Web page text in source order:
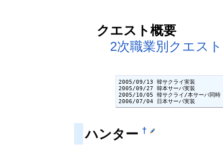
クエスト概要
2次職業別クエスト
2005/09/13 韓サクライ実装
2005/09/27 韓本サーバ実装
2005/10/05 韓サクライ/本サーバ同時
2006/07/04 日本サーバ実装
ハンター †